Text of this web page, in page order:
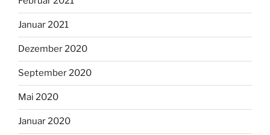
Januar 2021
Dezember 2020
September 2020
Mai 2020
Januar 2020